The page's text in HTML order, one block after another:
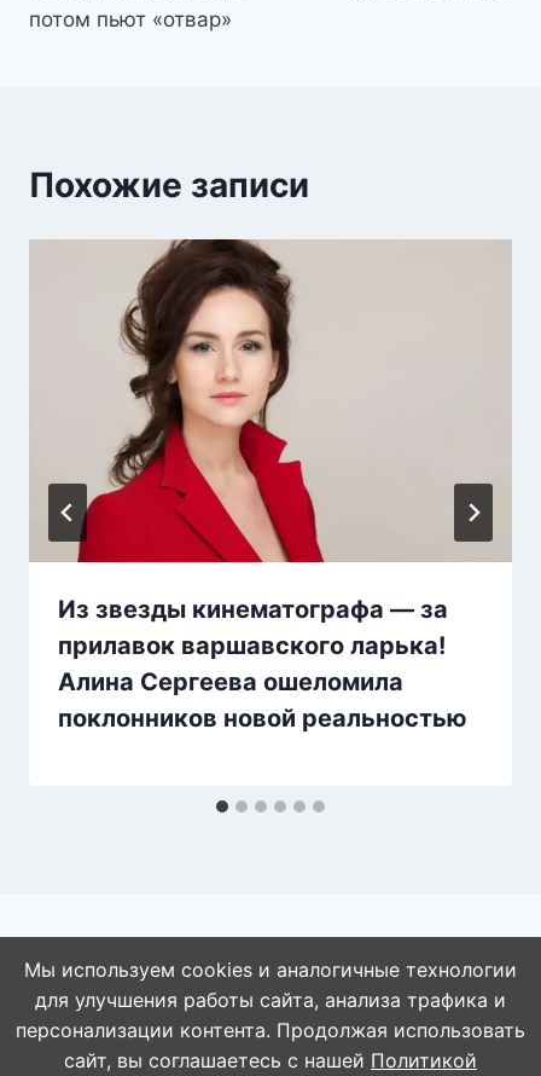
потом пьют «отвар»
Похожие записи
Из звезды кинематографа — за
прилавок варшавского ларька!
Алина Сергеева ошеломила
поклонников новой реальностью
© 2026 АбАлдеть!
Мы используем cookies и аналогичные технологии
для улучшения работы сайта, анализа трафика и
персонализации контента. Продолжая использовать
сайт, вы соглашаетесь с нашей Политикой